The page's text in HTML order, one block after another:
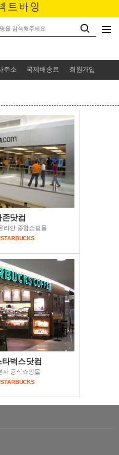
주소 국제배송료 회원가입
닷컴
라인 종합쇼핑몰
벅스닷컴
사 공식쇼핑몰